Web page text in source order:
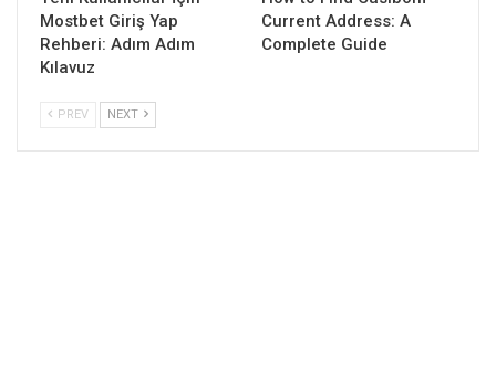
Mostbet Giriş Yap
Rehberi: Adım Adım
Kılavuz
Current Address: A
Complete Guide
PREV NEXT